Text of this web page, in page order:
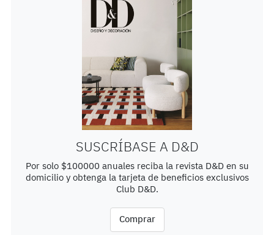
SUSCRÍBASE A D&D
Por solo $100000 anuales reciba la revista D&D en su
domicilio y obtenga la tarjeta de beneficios exclusivos
Club D&D.
Comprar